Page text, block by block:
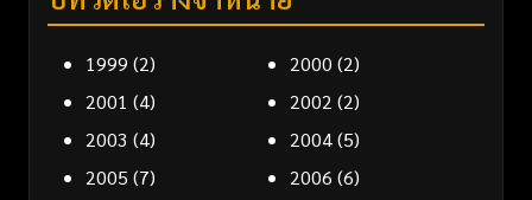
1999 (2) 2000 (2)
2001 (4) 2002 (2)
2003 (4) 2004(5)
2005 (7) 2006 (6)